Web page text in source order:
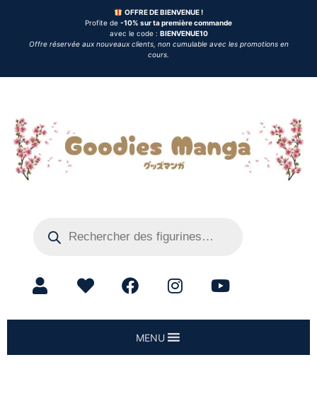
OFFRE DE BIENVENUE !
Profite de -10% sur ta première commande
avec le code : BIENVENUE10
Offre réservée aux nouveaux clients, non cumulable avec les promotions en
cours.
MENU